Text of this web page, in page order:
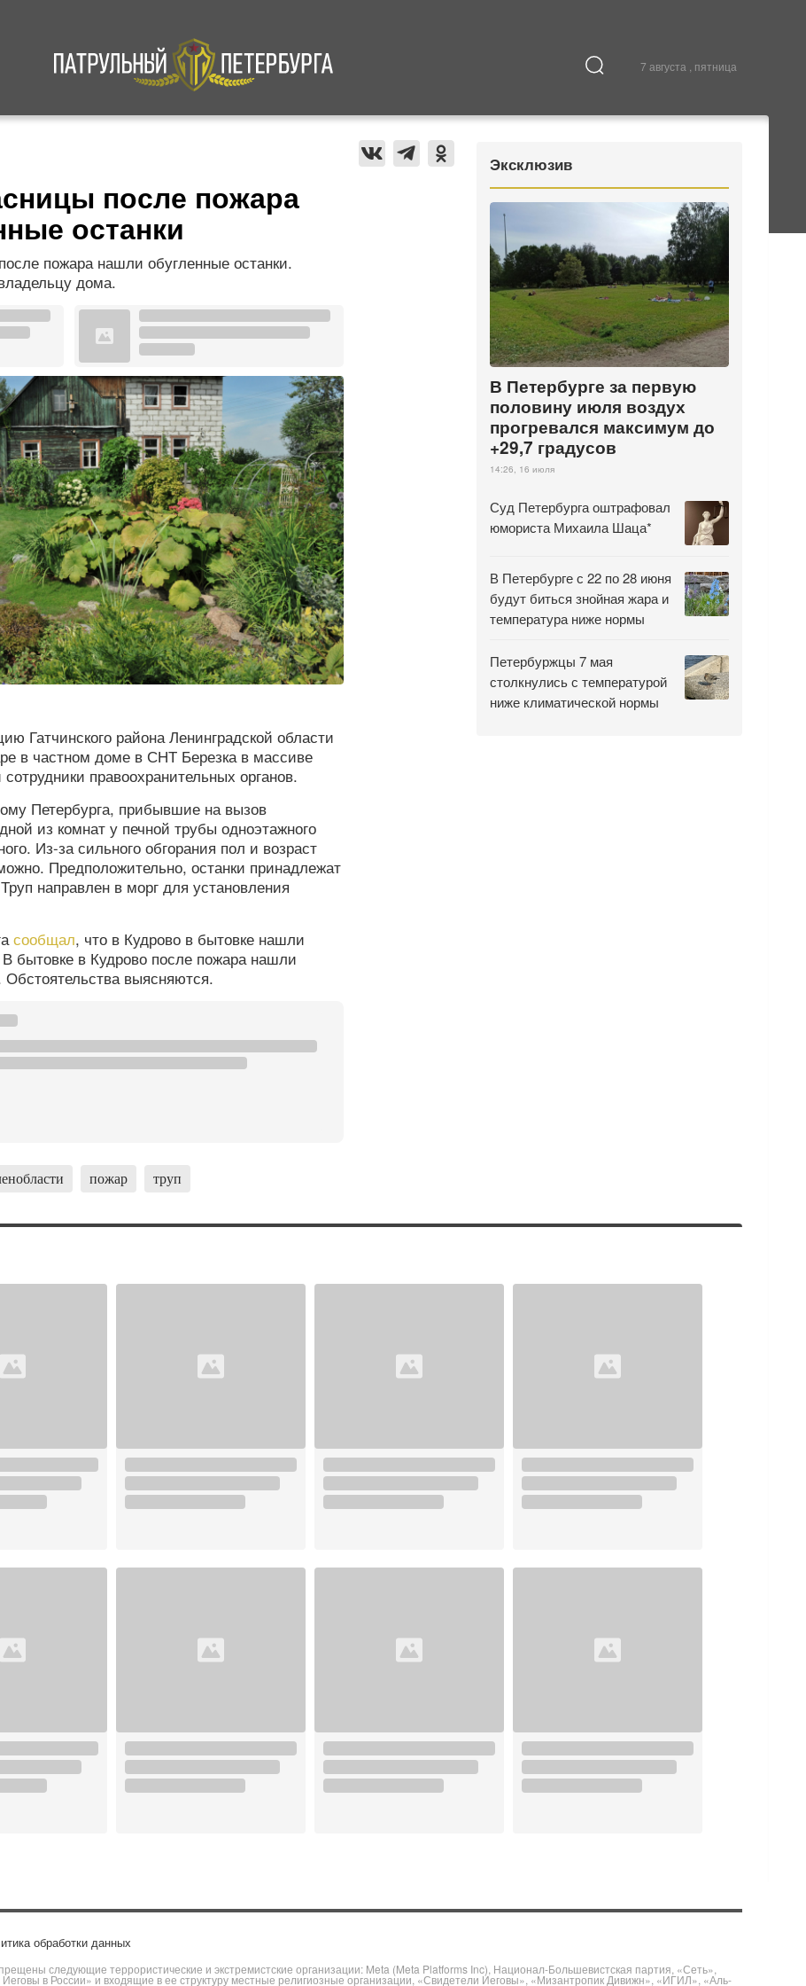
7 августа , пятница
Происшествия Культура
после пожара
останки
пожара нашли обугленные останки.
дома.
Гатчинского района Ленинградской области
в частном доме в СНТ Березка в массиве
правоохранительных органов.
Петербурга, прибывшие на вызов
из комнат у печной трубы одноэтажного
Из-за сильного обгорания пол и возраст
Предположительно, останки принадлежат
направлен в морг для установления
сообщал, что в Кудрово в бытовке нашли
бытовке в Кудрово после пожара нашли
выясняются.
пожар труп
Эксклюзив
В Петербурге за первую
половину июля воздух
прогревался максимум до
+29,7 градусов
14:26, 16 июля
Суд Петербурга оштрафовал
юмориста Михаила Шаца*
В Петербурге с 22 по 28 июня
будут биться знойная жара и
температура ниже нормы
Петербуржцы 7 мая
столкнулись с температурой
ниже климатической нормы
обработки данных
следующие террористические и экстремистские организации: Meta (Meta Platforms Inc), Национал-Большевистская партия, «Сеть»,
в России» и входящие в ее структуру местные религиозные организации, «Свидетели Иеговы», «Мизантропик Дивижн», «ИГИЛ», «Аль-